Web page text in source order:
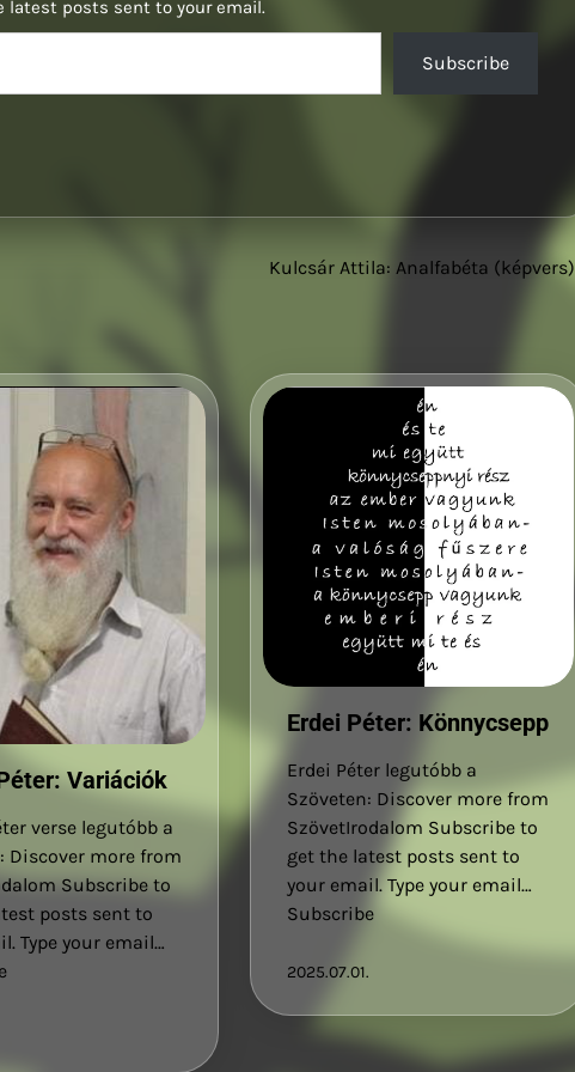
latest posts sent to your email.
Subscribe
Kulcsár Attila: Analfabéta (képvers)
Variációk
verse legutóbb a
Discover more from
Subscribe to
posts sent to
Type your email…
Erdei Péter: Könnycsepp
Erdei Péter legutóbb a
Szöveten: Discover more from
SzövetIrodalom Subscribe to
get the latest posts sent to
your email. Type your email…
Subscribe
2025.07.01.